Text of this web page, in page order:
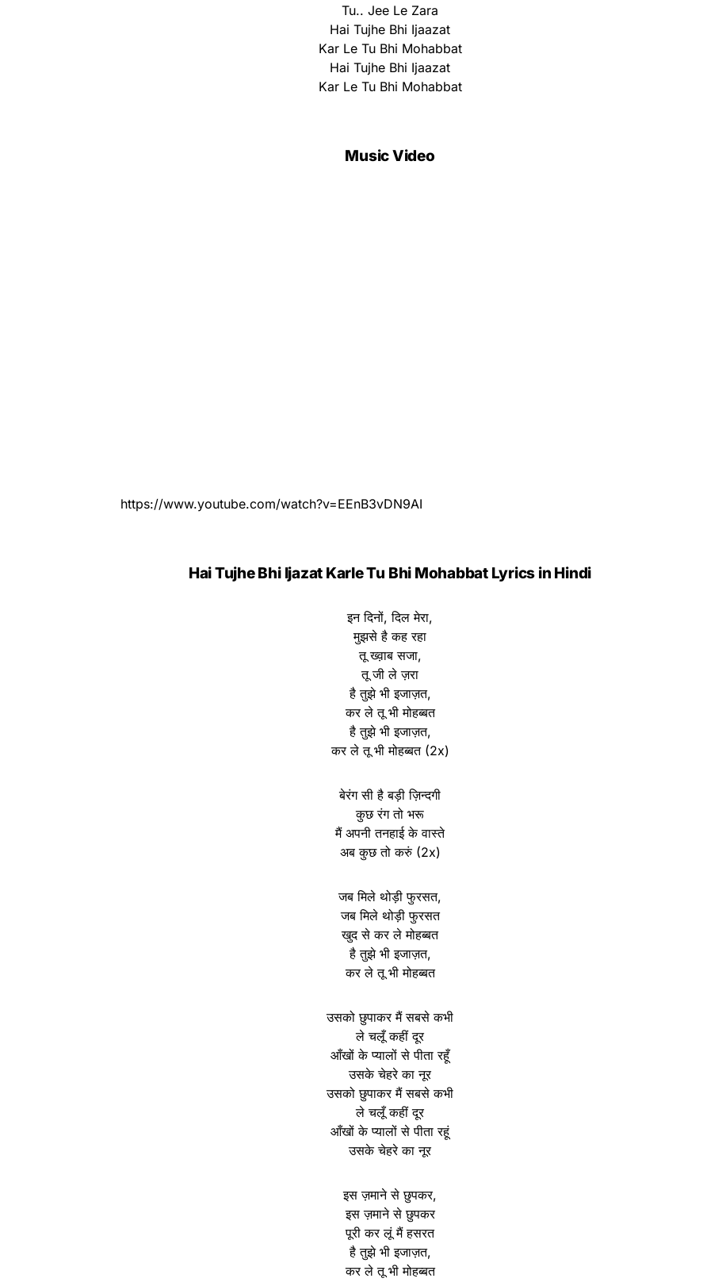
Tu.. Jee Le Zara
Hai Tujhe Bhi Ijaazat
Kar Le Tu Bhi Mohabbat
Hai Tujhe Bhi Ijaazat
Kar Le Tu Bhi Mohabbat
Music Video
https://www.youtube.com/watch?v=EEnB3vDN9AI
Hai Tujhe Bhi Ijazat Karle Tu Bhi Mohabbat Lyrics in Hindi
इन दिनों, दिल मेरा,
मुझसे है कह रहा
तू ख्व़ाब सजा,
तू जी ले ज़रा
है तुझे भी इजाज़त,
कर ले तू भी मोहब्बत
है तुझे भी इजाज़त,
कर ले तू भी मोहब्बत (2x)
बेरंग सी है बड़ी ज़िन्दगी
कुछ रंग तो भरू
मैं अपनी तनहाई के वास्ते
अब कुछ तो करुं (2x)
जब मिले थोड़ी फुरसत,
जब मिले थोड़ी फुरसत
खुद से कर ले मोहब्बत
है तुझे भी इजाज़त,
कर ले तू भी मोहब्बत
उसको छुपाकर मैं सबसे कभी
ले चलूँ कहीं दूर
आँखों के प्यालों से पीता रहूँ
उसके चेहरे का नूर
उसको छुपाकर मैं सबसे कभी
ले चलूँ कहीं दूर
आँखों के प्यालों से पीता रहूं
उसके चेहरे का नूर
इस ज़माने से छुपकर,
इस ज़माने से छुपकर
पूरी कर लूं मैं हसरत
है तुझे भी इजाज़त,
कर ले तू भी मोहब्बत